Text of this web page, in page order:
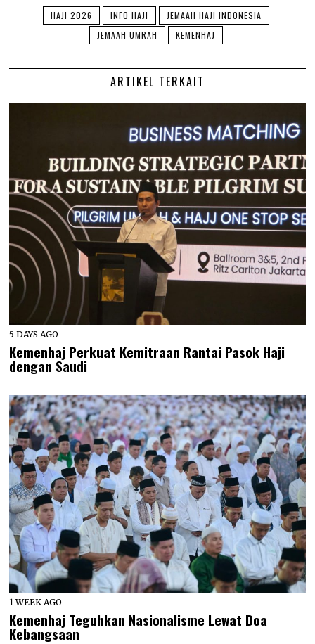
HAJI 2026 INFO HAJI
JEMAAH HAJI INDONESIA
JEMAAH UMRAH
KEMENHAJ
ARTIKEL TERKAIT
5 DAYS AGO
Kemenhaj Perkuat Kemitraan Rantai Pasok Haji
dengan Saudi
1 WEEK AGO
Kemenhaj Teguhkan Nasionalisme Lewat Doa
Kebangsaan